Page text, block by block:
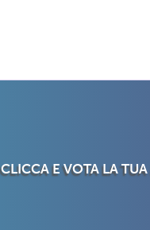
CLICCA E VOTA LA